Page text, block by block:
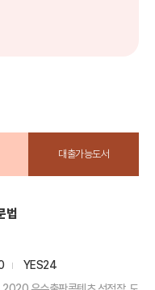
증언과 증거들이...
대출가능도서
법
YES24